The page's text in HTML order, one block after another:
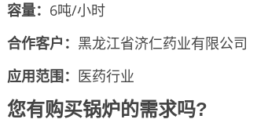
容量： 6吨/小时
合作客户： 黑龙江省济仁药业有限公司
应用范围： 医药行业
您有购买锅炉的需求吗?